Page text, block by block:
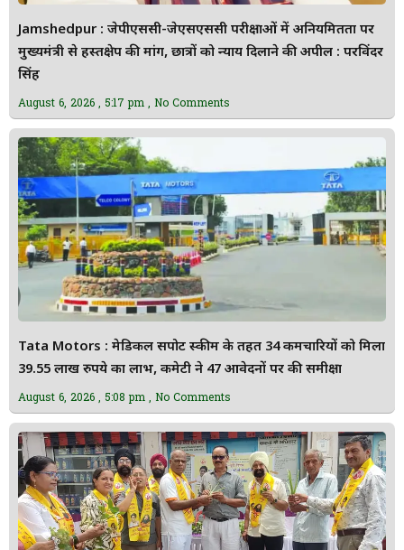
Jamshedpur : जेपीएससी-जेएसएससी परीक्षाओं में अनियमितता पर
मुख्यमंत्री से हस्तक्षेप की मांग, छात्रों को न्याय दिलाने की अपील : परविंदर
सिंह
August 6, 2026 5:17 pm No Comments
Tata Motors : मेडिकल सपोर्ट स्कीम के तहत 34 कर्मचारियों को मिला
39.55 लाख रुपये का लाभ, कमेटी ने 47 आवेदनों पर की समीक्षा
August 6, 2026 5:08 pm No Comments